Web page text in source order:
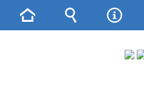
Strona